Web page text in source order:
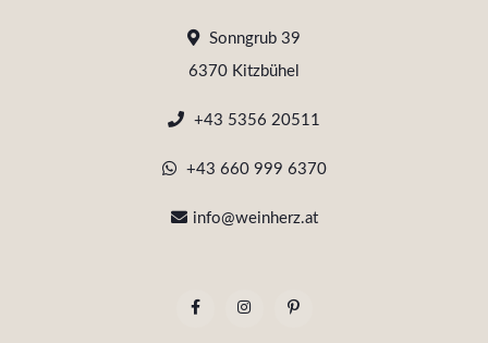
Sonngrub 39
6370 Kitzbühel
+43 5356 20511
+43 660 999 6370
info@weinherz.at